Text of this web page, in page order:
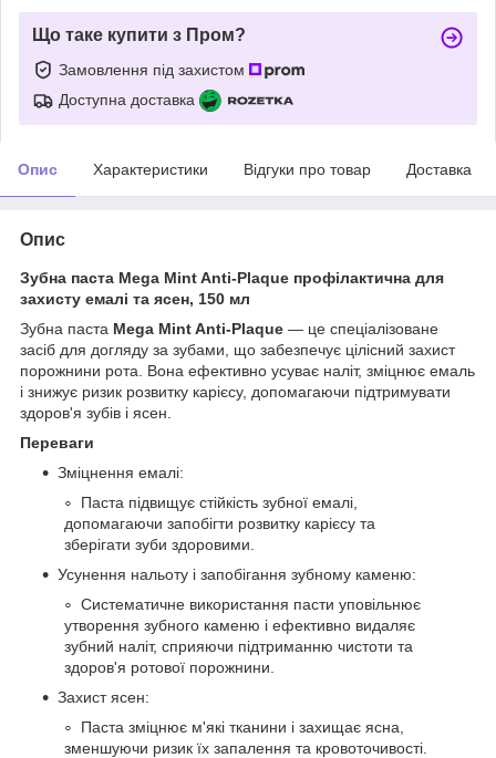
Що таке купити з Пром?
Замовлення під захистом
Доступна доставка
Опис Характеристики Відгуки про товар Доставка
Опис
Зубна паста Mega Мint Anti-Рlaque профілактична для
захисту емалі та ясен, 150 мл
Зубна паста Mega Mint Anti-Plaque — це спеціалізоване
засіб для догляду за зубами, що забезпечує цілісний захист
порожнини рота. Вона ефективно усуває наліт, зміцнює емаль
і знижує ризик розвитку карієсу, допомагаючи підтримувати
здоров'я зубів і ясен.
Переваги
Зміцнення емалі:
Паста підвищує стійкість зубної емалі,
допомагаючи запобігти розвитку карієсу та
зберігати зуби здоровими.
Усунення нальоту і запобігання зубному каменю:
Систематичне використання пасти уповільнює
утворення зубного каменю і ефективно видаляє
зубний наліт, сприяючи підтриманню чистоти та
здоров'я ротової порожнини.
Захист ясен:
Паста зміцнює м'які тканини і захищає ясна,
зменшуючи ризик їх запалення та кровоточивості.